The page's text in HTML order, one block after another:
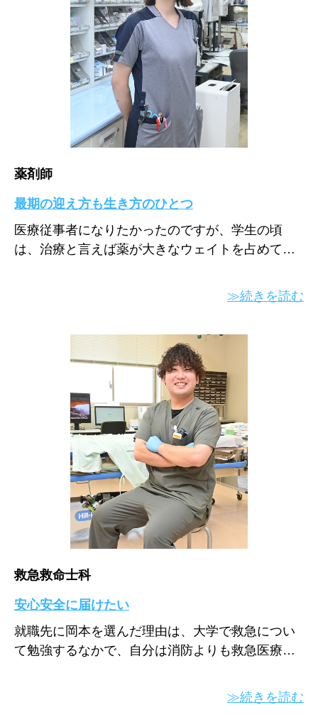
薬剤師
最期の迎え方も生き方のひとつ
医療従事者になりたかったのですが、学生の頃
は、治療と言えば薬が大きなウェイトを占めて…
≫続きを読む
救急救命士科
安心安全に届けたい
就職先に岡本を選んだ理由は、大学で救急につい
て勉強するなかで、自分は消防よりも救急医療…
≫続きを読む